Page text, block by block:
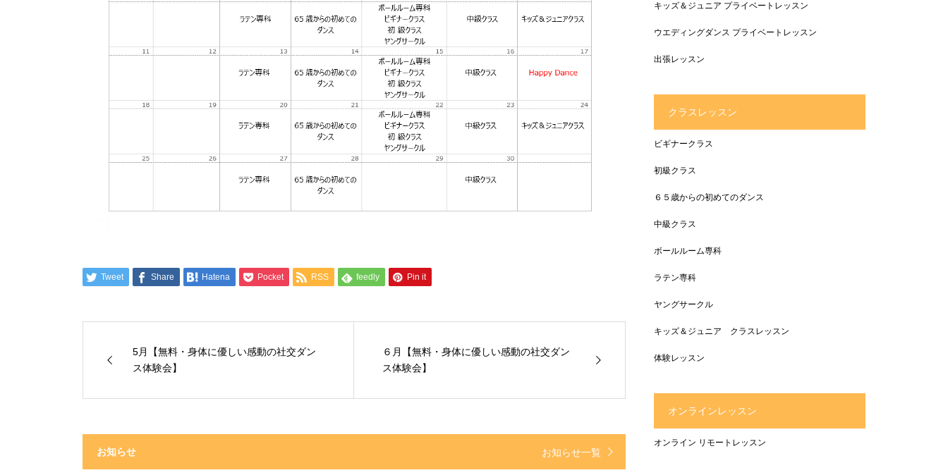
Tweet Share Hatena Pocket RSS feedly Pin it
5月【無料・身体に優しい感動の社交ダン
ス体験会】
６月【無料・身体に優しい感動の社交ダン
ス体験会】
お知らせ お知らせ一覧
キッズ＆ジュニア プライベートレッスン
ウエディングダンス プライベートレッスン
出張レッスン
クラスレッスン
ビギナークラス
初級クラス
６５歳からの初めてのダンス
中級クラス
ボールルーム専科
ラテン専科
ヤングサークル
キッズ＆ジュニア クラスレッスン
体験レッスン
オンラインレッスン
オンライン リモートレッスン